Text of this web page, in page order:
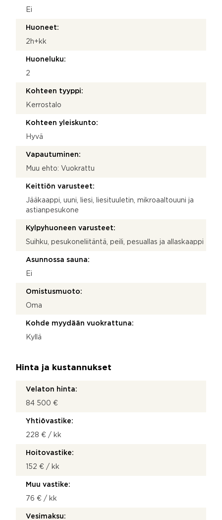
Ei
Huoneet:
2h+kk
Huoneluku:
2
Kohteen tyyppi:
Kerrostalo
Kohteen yleiskunto:
Hyvä
Vapautuminen:
Muu ehto: Vuokrattu
Keittiön varusteet:
Jääkaappi, uuni, liesi, liesituuletin, mikroaaltouuni ja
astianpesukone
Kylpyhuoneen varusteet:
Suihku, pesukoneliitäntä, peili, pesuallas ja allaskaappi
Asunnossa sauna:
Ei
Omistusmuoto:
Oma
Kohde myydään vuokrattuna:
Kyllä
Hinta ja kustannukset
Velaton hinta:
84 500 €
Yhtiövastike:
228 € / kk
Hoitovastike:
152 € / kk
Muu vastike:
76 € / kk
Vesimaksu: